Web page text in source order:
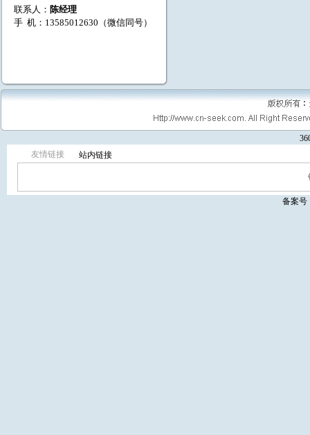
联系人： 陈经理
手 机：13585012630（微信同号）
友情链接
站内链接
备案号